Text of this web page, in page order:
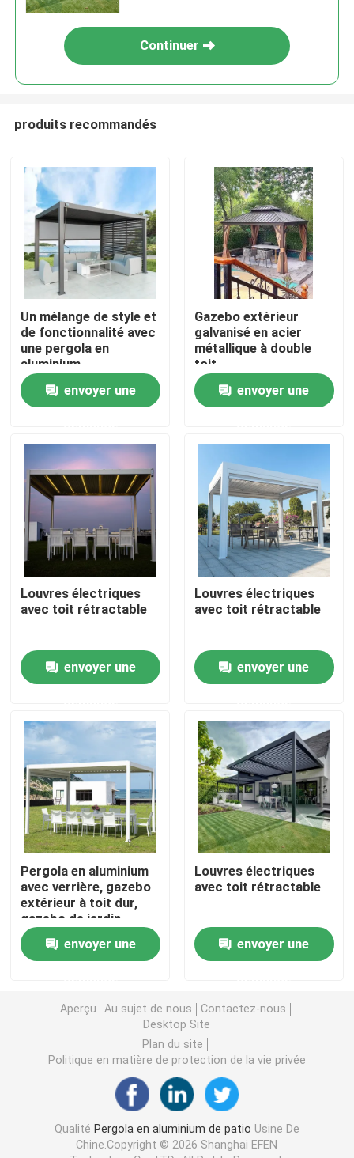
Maison
Produits
Au sujet de nous
Visite d'usine
Contrôle de qualité
Contactez-nous
Pergola en aluminium de patio
Pergola à abats-sons en aluminium
Pergola escamotable en aluminium
belvédère de toit en métal
Belvédère de style chinois
Tonnelle en aluminium
Treillis en aluminium
Auvent en aluminium de tente
Continuer
produits recommandés
Un mélange de style et
de fonctionnalité avec
une pergola en
aluminium
envoyer une
Gazebo extérieur
galvanisé en acier
métallique à double
toit
envoyer une
Louvres électriques
avec toit rétractable
envoyer une
Louvres électriques
avec toit rétractable
envoyer une
Pergola en aluminium
avec verrière, gazebo
extérieur à toit dur,
gazebo de jardin
envoyer une
Louvres électriques
avec toit rétractable
envoyer une
Aperçu Au sujet de nous
Contactez-nous
Desktop Site
Plan du site
Politique en matière de protection de la vie privée
Qualité Pergola en aluminium de patio Usine De
Chine.Copyright © 2026 Shanghai EFEN